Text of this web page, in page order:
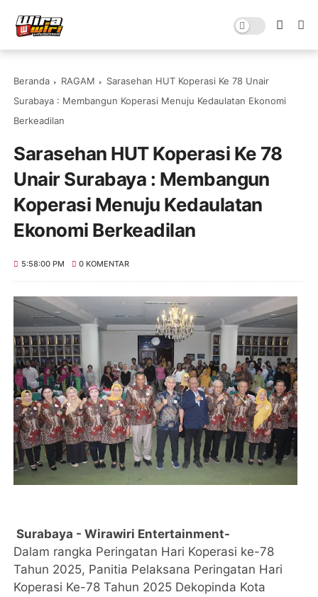
Beranda RAGAM
Sarasehan HUT Koperasi Ke 78 Unair
Surabaya : Membangun Koperasi Menuju Kedaulatan Ekonomi
Berkeadilan
Sarasehan HUT Koperasi Ke 78
Unair Surabaya : Membangun
Koperasi Menuju Kedaulatan
Ekonomi Berkeadilan
5:58:00 PM 0 KOMENTAR
Surabaya - Wirawiri Entertainment-
Dalam rangka Peringatan Hari Koperasi ke-78
Tahun 2025, Panitia Pelaksana Peringatan Hari
Koperasi Ke-78 Tahun 2025 Dekopinda Kota